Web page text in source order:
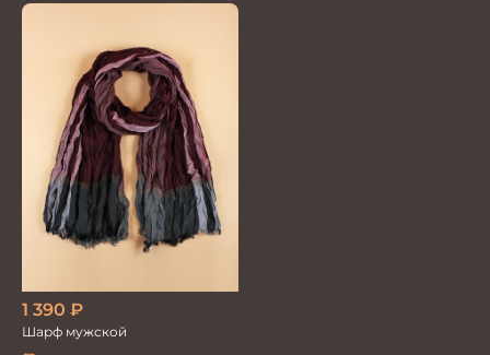
1 390 ₽
Шарф мужской